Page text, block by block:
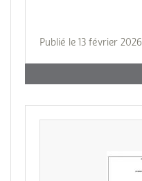
Publié le 13 février 2026